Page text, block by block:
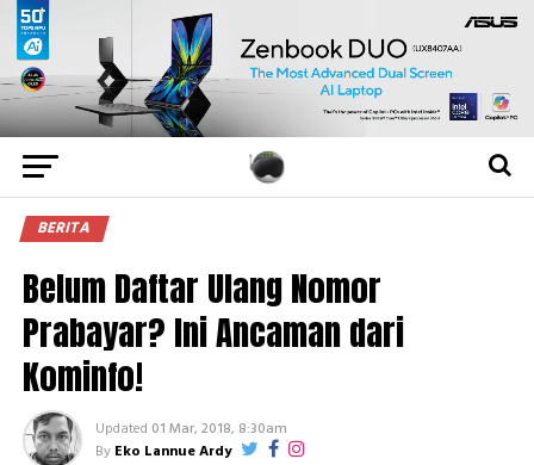
BERITA
Belum Daftar Ulang Nomor
Prabayar? Ini Ancaman dari
Kominfo!
Updated 01 Mar, 2018, 8:30am
By Eko Lannue Ardy